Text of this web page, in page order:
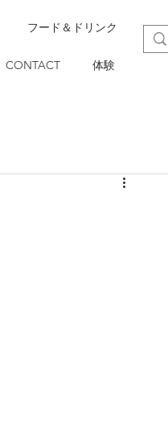
フード＆ドリンク
CONTACT 体験